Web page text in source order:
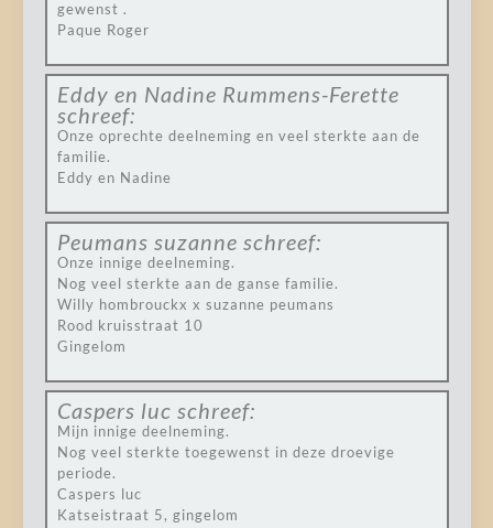
gewenst .
Paque Roger
Eddy en Nadine Rummens-Ferette
schreef:
Onze oprechte deelneming en veel sterkte aan de
familie.
Eddy en Nadine
Peumans suzanne schreef:
Onze innige deelneming.
Nog veel sterkte aan de ganse familie.
Willy hombrouckx x suzanne peumans
Rood kruisstraat 10
Gingelom
Caspers luc schreef:
Mijn innige deelneming.
Nog veel sterkte toegewenst in deze droevige
periode.
Caspers luc
Katseistraat 5, gingelom